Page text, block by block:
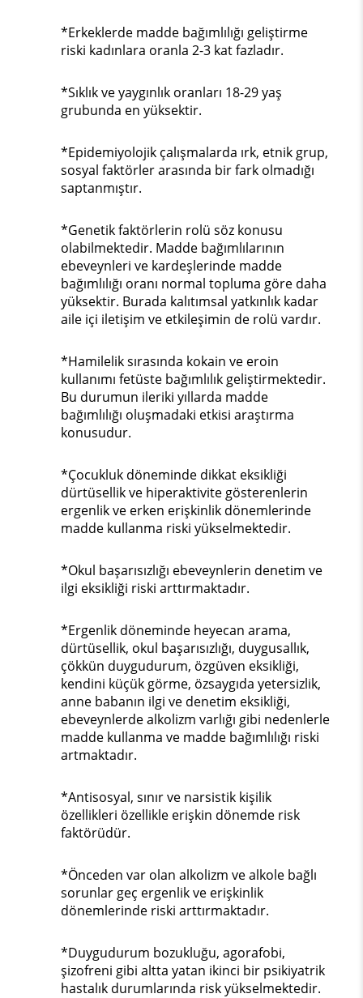
*Erkeklerde madde bağımlılığı geliştirme
riski kadınlara oranla 2-3 kat fazladır.
*Sıklık ve yaygınlık oranları 18-29 yaş
grubunda en yüksektir.
*Epidemiyolojik çalışmalarda ırk, etnik grup,
sosyal faktörler arasında bir fark olmadığı
saptanmıştır.
*Genetik faktörlerin rolü söz konusu
olabilmektedir. Madde bağımlılarının
ebeveynleri ve kardeşlerinde madde
bağımlılığı oranı normal topluma göre daha
yüksektir. Burada kalıtımsal yatkınlık kadar
aile içi iletişim ve etkileşimin de rolü vardır.
*Hamilelik sırasında kokain ve eroin
kullanımı fetüste bağımlılık geliştirmektedir.
Bu durumun ileriki yıllarda madde
bağımlılığı oluşmadaki etkisi araştırma
konusudur.
*Çocukluk döneminde dikkat eksikliği
dürtüsellik ve hiperaktivite gösterenlerin
ergenlik ve erken erişkinlik dönemlerinde
madde kullanma riski yükselmektedir.
*Okul başarısızlığı ebeveynlerin denetim ve
ilgi eksikliği riski arttırmaktadır.
*Ergenlik döneminde heyecan arama,
dürtüsellik, okul başarısızlığı, duygusallık,
çökkün duygudurum, özgüven eksikliği,
kendini küçük görme, özsaygıda yetersizlik,
anne babanın ilgi ve denetim eksikliği,
ebeveynlerde alkolizm varlığı gibi nedenlerle
madde kullanma ve madde bağımlılığı riski
artmaktadır.
*Antisosyal, sınır ve narsistik kişilik
özellikleri özellikle erişkin dönemde risk
faktörüdür.
*Önceden var olan alkolizm ve alkole bağlı
sorunlar geç ergenlik ve erişkinlik
dönemlerinde riski arttırmaktadır.
*Duygudurum bozukluğu, agorafobi,
şizofreni gibi altta yatan ikinci bir psikiyatrik
hastalık durumlarında risk yükselmektedir.